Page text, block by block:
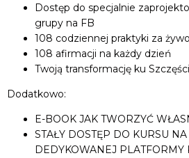
Dostęp do specjalnie
grupy na FB
108 codziennej praktyki za żywo
108 afirmacji na każdy dzień
Twoją transformację ku
Dodatkowo:
E-BOOK JAK TWORZYĆ
STAŁY DOSTĘP DO KURSU
DEDYKOWANEJ PLATFORMY